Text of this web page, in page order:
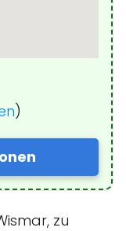
)
zu